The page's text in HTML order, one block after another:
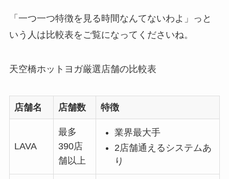
「一つ一つ特徴を見る時間なんてないわよ」っと
いう人は比較表をご覧になってくださいね。
天空橋ホットヨガ厳選店舗の比較表
店舗名 店舗数 特徴
LAVA
最多
390店
舗以上
業界最大手
2店舗通えるシステムあ
り